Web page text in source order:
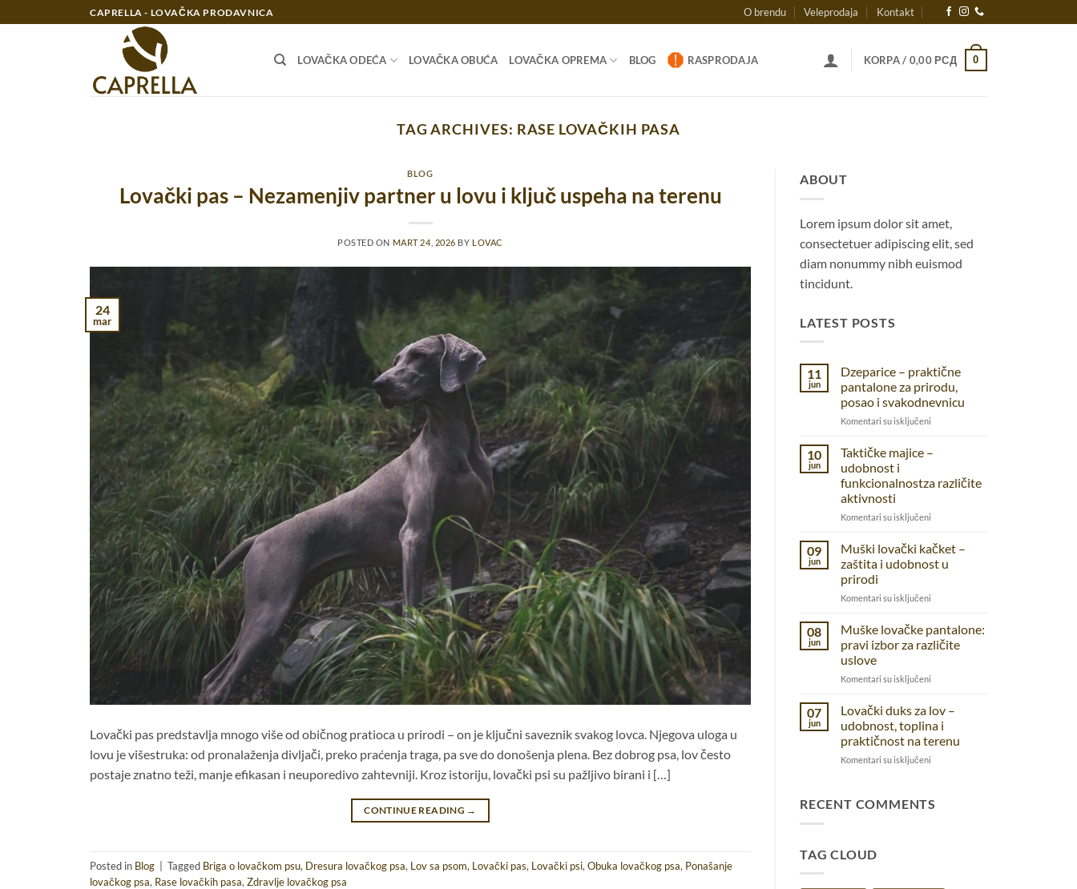
na
CAPRELLA - LOVAČKA PRODAVNICA O brendu Veleprodaja Kontakt
LOVAČKA ODEĆA LOVAČKA OBUĆA LOVAČKA OPREMA BLOG RASPRODAJA KORPA / 0,00 РСД 0
TAG ARCHIVES: RASE LOVAČKIH PASA
BLOG
Lovački pas – Nezamenjiv partner u lovu i ključ uspeha na terenu
POSTED ON MART 24, 2026 BY LOVAC
24
mar
Lovački pas predstavlja mnogo više od običnog pratioca u prirodi – on je ključni saveznik svakog lovca. Njegova uloga u
lovu je višestruka: od pronalaženja divljači, preko praćenja traga, pa sve do donošenja plena. Bez dobrog psa, lov često
postaje znatno teži, manje efikasan i neuporedivo zahtevniji. Kroz istoriju, lovački psi su pažljivo birani i […]
CONTINUE READING →
Posted in Blog Tagged Briga o lovačkom psu, Dresura lovačkog psa, Lov sa psom, Lovački pas, Lovački psi, Obuka lovačkog psa, Ponašanje
lovačkog psa, Rase lovačkih pasa, Zdravlje lovačkog psa
ABOUT
Lorem ipsum dolor sit amet,
consectetuer adipiscing elit, sed
diam nonummy nibh euismod
tincidunt.
LATEST POSTS
11
jun
Dzeparice – praktične
pantalone za prirodu,
posao i svakodnevnicu
Komentari su isključeni
za
svakodnevnicu
10
jun
Taktičke majice –
udobnost i
funkcionalnostza različite
aktivnosti
Komentari su isključeni
majice
udobnost
aktivnosti
09
jun
Muški lovački kačket –
zaštita i udobnost u
prirodi
Komentari su isključeni
lovački
kačket
–
u
prirodi
08
jun
Muške lovačke pantalone:
pravi izbor za različite
uslove
Komentari su isključeni
lovačke
pravi
izbor
07
jun
Lovački duks za lov –
udobnost, toplina i
praktičnost na terenu
Komentari su isključeni
za
RECENT COMMENTS
TAG CLOUD